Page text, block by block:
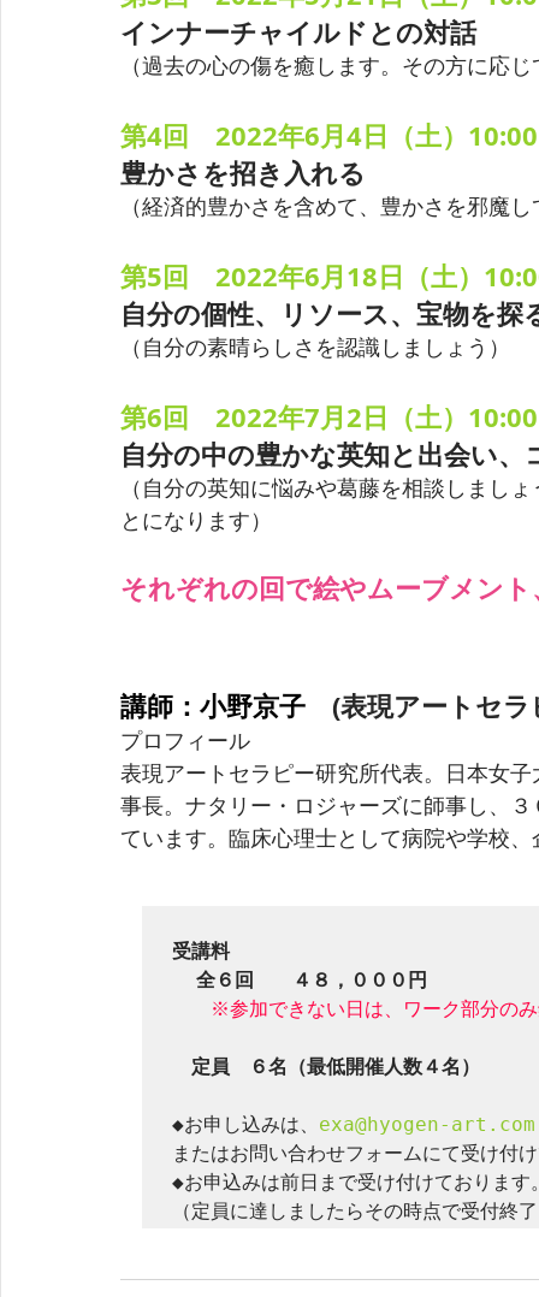
インナーチャイルドとの対話
（過去の心の傷を癒します。その方に応
第4回　2022年6月4日（土）
豊かさを招き入れる
（経済的豊かさを含めて、豊かさを邪魔
第5回　2022年6月18日（土）
自分の個性、リソース、宝物を探
（自分の素晴らしさを認識しましょう）
第6回　2022年7月2日（土）
自分の中の豊かな英知と出会い
（自分の英知に悩みや葛藤を相談しまし
とになります）
それぞれの回で絵やムーブメン
講師：小野京子 (表現アートセ
プロフィール
表現アートセラピー研究所代表。日本女
事長。ナタリー・ロジャーズに師事し、
ています。臨床心理士として病院や学校
受講料
全６回　　４８，０００円
※参加できない日は、ワーク部分の
定員　６名（最低開催人数４名）
◆お申し込みは、 exa@hyogen-art.com
またはお問い合わせフォームにて受け付
◆お申込みは前日まで受け付けております